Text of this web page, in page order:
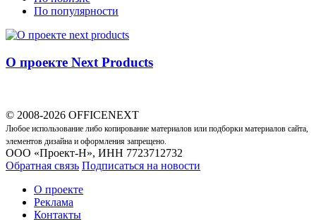
По популярности
О проекте Next Products
© 2008-2026 OFFICENEXT
Любое использование либо копирование материалов или подборки материалов сайта,
элементов дизайна и оформления запрещено.
ООО «Проект-Н», ИНН 7723712732
Обратная связь Подписаться на новости
О проекте
Реклама
Контакты